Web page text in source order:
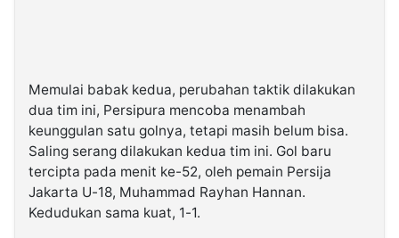
Memulai babak kedua, perubahan taktik dilakukan
dua tim ini, Persipura mencoba menambah
keunggulan satu golnya, tetapi masih belum bisa.
Saling serang dilakukan kedua tim ini. Gol baru
tercipta pada menit ke-52, oleh pemain Persija
Jakarta U-18, Muhammad Rayhan Hannan.
Kedudukan sama kuat, 1-1.